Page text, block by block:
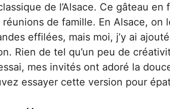
de l’Alsace. Ce gâteau en
de famille. En Alsace, on
effilées, mais moi, j’y ai
Rien de tel qu’un peu de
mes invités ont adoré la
essayer cette version pour